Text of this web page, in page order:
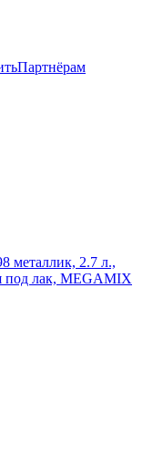
Партнёрам
металлик, 2.7 л.,
под лак, MEGAMIX